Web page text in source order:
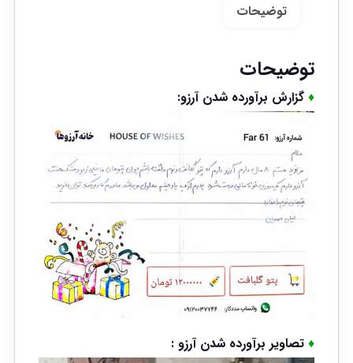
توضیحات
توضیحات
♦ گزارش برآورده شدن آرزو:
♦ تصاویر برآورده شدن آرزو :